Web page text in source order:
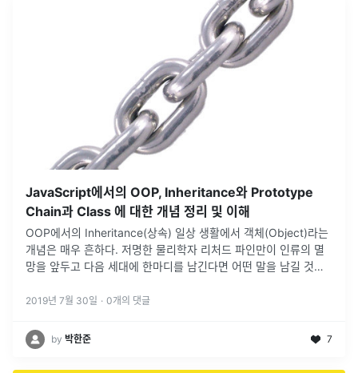
JavaScript에서의 OOP, Inheritance와 Prototype
Chain과 Class 에 대한 개념 정리 및 이해
OOP에서의 Inheritance(상속) 일상 생활에서 객체(Object)라는
개념은 매우 흔하다. 저명한 물리학자 리처드 파인만이 인류의 멸
망을 앞두고 다음 세대에 한마디를 남긴다면 어떤 말을 남길 것인
져 있다." 원자가 모여 어떠한 객체가 되고 또 어떠한 객체들이 모
2019년 7월 30일 · 0개의 댓글
by 박한준 7